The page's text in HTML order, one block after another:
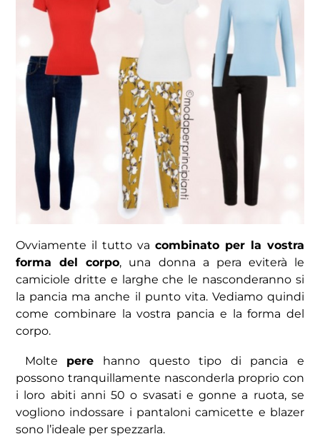
Ovviamente il tutto va combinato per la vostra
forma del corpo, una donna a pera eviterà le
camiciole dritte e larghe che le nasconderanno si
la pancia ma anche il punto vita. Vediamo quindi
come combinare la vostra pancia e la forma del
corpo.
Molte pere hanno questo tipo di pancia e
possono tranquillamente nasconderla proprio con
i loro abiti anni 50 o svasati e gonne a ruota, se
vogliono indossare i pantaloni camicette e blazer
sono l’ideale per spezzarla.